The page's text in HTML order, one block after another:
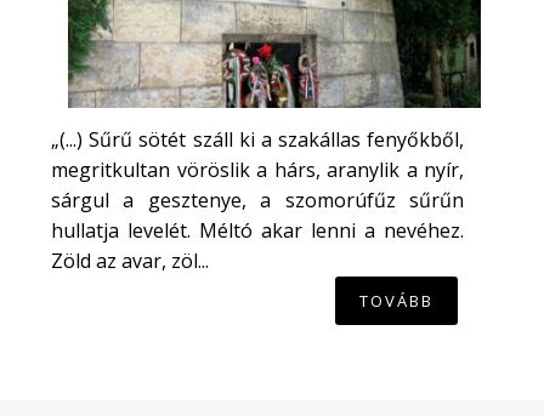
„(...) Sűrű sötét száll ki a szakállas fenyőkből,
megritkultan vöröslik a hárs, aranylik a nyír,
sárgul a gesztenye, a szomorúfűz sűrűn
hullatja levelét. Méltó akar lenni a nevéhez.
Zöld az avar, zöl...
TOVÁBB